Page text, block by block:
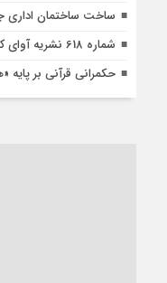
ساخت ساختمان اداری
شماره 618 نشریه آوای کاشمر
حکمرانی قرآنی بر